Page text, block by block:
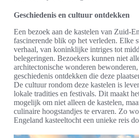
Geschiedenis en cultuur ontdekken
Een bezoek aan de kastelen van Zuid-
fascinerende blik op het verleden. Elke
verhaal, van koninklijke intriges tot
belegeringen. Bezoekers kunnen niet
architectonische wonderen
geschiedenis ontdekken die deze
De cultuur rondom deze kastelen is
lokale tradities en festivals. Dit maakt
mogelijk om niet alleen de kastelen,
culinaire hoogstandjes te ervaren. Zo
Engeland kasteeltocht een unieke reis